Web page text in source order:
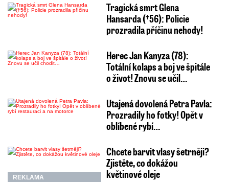
Tragická smrt Glena
Hansarda (†56): Policie
prozradila příčinu nehody!
Herec Jan Kanyza (78):
Totální kolaps a boj ve špitále
o život! Znovu se učil…
Utajená dovolená Petra Pavla:
Prozradily ho fotky! Opět v
oblíbené rybí…
REKLAMA
Chcete barvit vlasy šetrněji?
Zjistěte, co dokážou
květinové oleje